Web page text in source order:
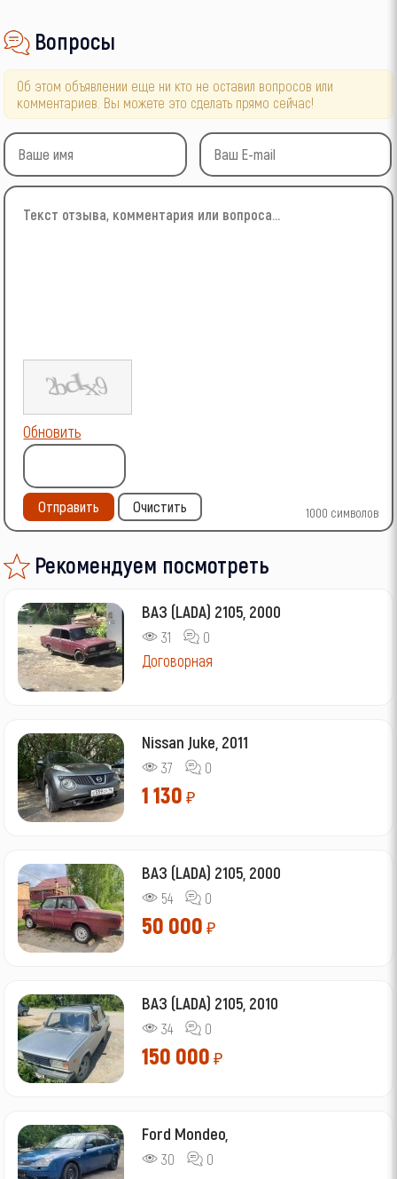
Вопросы
Об этом объявлении еще ни кто не оставил вопросов или
комментариев. Вы можете это сделать прямо сейчас!
1000 символов
Обновить
Отправить Очистить
Рекомендуем посмотреть
ВАЗ (LADA) 2105, 2000
31 0
Договорная
Nissan Juke, 2011
37 0
1 130 ₽
ВАЗ (LADA) 2105, 2000
54 0
50 000 ₽
ВАЗ (LADA) 2105, 2010
34 0
150 000 ₽
Ford Mondeo,
30 0